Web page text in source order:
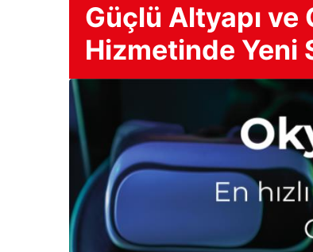
Güçlü Altyapı ve
Hizmetinde Yeni